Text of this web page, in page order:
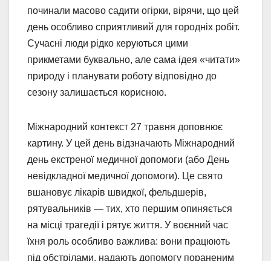
починали масово садити огірки, вірячи, що цей
день особливо сприятливий для городніх робіт.
Сучасні люди рідко керуються цими
прикметами буквально, але сама ідея «читати»
природу і планувати роботу відповідно до
сезону залишається корисною.
Міжнародний контекст 27 травня доповнює
картину. У цей день відзначають Міжнародний
день екстреної медичної допомоги (або День
невідкладної медичної допомоги). Це свято
вшановує лікарів швидкої, фельдшерів,
рятувальників — тих, хто першим опиняється
на місці трагедії і рятує життя. У воєнний час
їхня роль особливо важлива: вони працюють
під обстрілами, надають допомогу пораненим